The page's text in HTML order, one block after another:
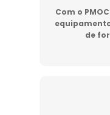
Com o
de